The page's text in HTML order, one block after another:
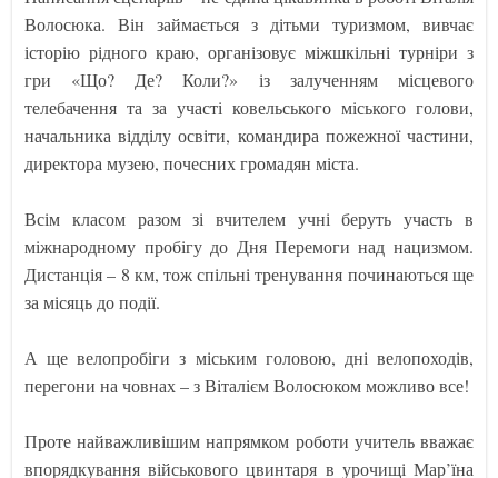
Волосюка. Він займається з дітьми туризмом, вивчає
історію рідного краю, організовує міжшкільні турніри з
гри «Що? Де? Коли?» із залученням місцевого
телебачення та за участі ковельського міського голови,
начальника відділу освіти, командира пожежної частини,
директора музею, почесних громадян міста.
Всім класом разом зі вчителем учні беруть участь в
міжнародному пробігу до Дня Перемоги над нацизмом.
Дистанція – 8 км, тож спільні тренування починаються ще
за місяць до події.
А ще велопробіги з міським головою, дні велопоходів,
перегони на човнах – з Віталієм Волосюком можливо все!
Проте найважливішим напрямком роботи учитель вважає
впорядкування військового цвинтаря в урочищі Мар’їна